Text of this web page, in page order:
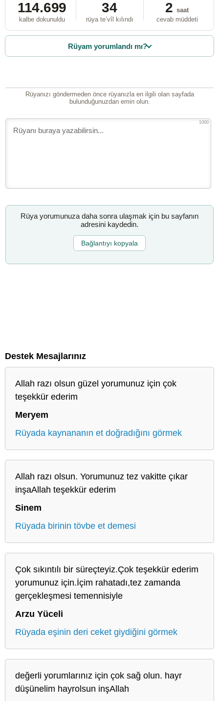
114.699
kalbe dokunuldu
34
rüya te’vîl kılındı
2 saat
cevab müddeti
Rüyam yorumlandı mı?
Rüyanızı göndermeden önce rüyanızla en ilgili olan sayfada
bulunduğunuzdan emin olun.
1000
Rüya yorumunuza daha sonra ulaşmak için bu sayfanın
adresini kaydedin.
Bağlantıyı kopyala
Destek Mesajlarınız
Allah razı olsun güzel yorumunuz için çok
teşekkür ederim
Meryem
Rüyada kaynananın et doğradığını görmek
Allah razı olsun. Yorumunuz tez vakitte çıkar
inşaAllah teşekkür ederim
Sinem
Rüyada birinin tövbe et demesi
Çok sıkıntılı bir süreçteyiz.Çok teşekkür ederim
yorumunuz için.İçim rahatadı,tez zamanda
gerçekleşmesi temennisiyle
Arzu Yüceli
Rüyada eşinin deri ceket giydiğini görmek
değerli yorumlarınız için çok sağ olun. hayr
düşünelim hayrolsun inşAllah